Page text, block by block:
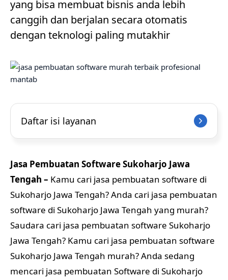
yang bisa membuat bisnis anda lebih
canggih dan berjalan secara otomatis
dengan teknologi paling mutakhir
Daftar isi layanan
Jasa Pembuatan Software Sukoharjo Jawa
Tengah – Kamu cari jasa pembuatan software di
Sukoharjo Jawa Tengah? Anda cari jasa pembuatan
software di Sukoharjo Jawa Tengah yang murah?
Saudara cari jasa pembuatan software Sukoharjo
Jawa Tengah? Kamu cari jasa pembuatan software
Sukoharjo Jawa Tengah murah? Anda sedang
mencari jasa pembuatan Software di Sukoharjo